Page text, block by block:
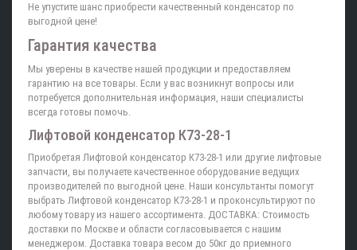
Не упустите шанс приобрести качественный конденсатор по
выгодной цене!
Гарантия качества
Мы уверены в качестве нашей продукции и предоставляем
гарантию на все товары. Если у вас возникнут вопросы или
потребуется дополнительная информация, наши специалисты
всегда готовы помочь.
Лифтовой конденсатор К73-28-1
Приобретая Лифтовой конденсатор К73-28-1 или другие лифтовые
запчасти, вы получаете качественное оборудование ведущих
производителей по выгодной цене. Наши консультанты помогут
выбрать Лифтовой конденсатор К73-28-1 и проконсультируют по
любому товару из нашего ассортимента. ДОСТАВКА: Стоимость
доставки по Москве и области согласовывается с нашим
менеджером. Доставка товара весом до 50кг до приемного